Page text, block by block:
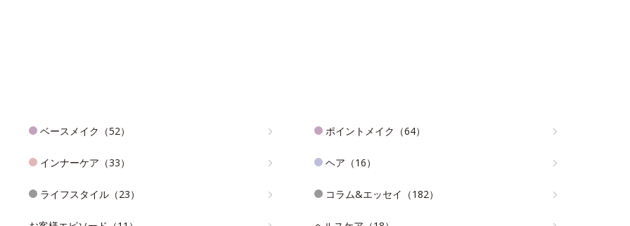
ベースメイク（52） ポイントメイク（64）
インナーケア（33） ヘア（16）
ライフスタイル（23） コラム&エッセイ（182）